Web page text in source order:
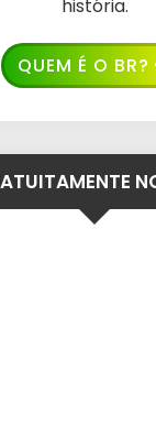
história.
QUEM É O BR?